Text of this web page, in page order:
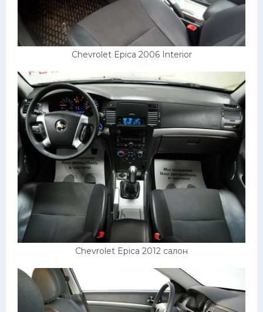
Chevrolet Epica 2006 Interior
Chevrolet Epica 2012 салон